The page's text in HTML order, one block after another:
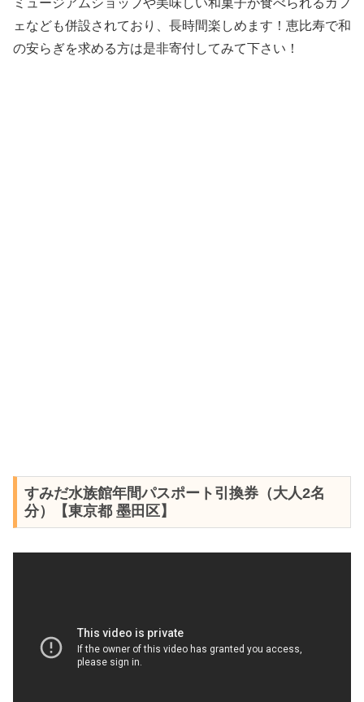
ェなども併設されており、長時間楽しめます！恵比寿で和
の安らぎを求める方は是非寄付してみて下さい！
すみだ水族館年間パスポート引換券（大人2名
分）【東京都 墨田区】